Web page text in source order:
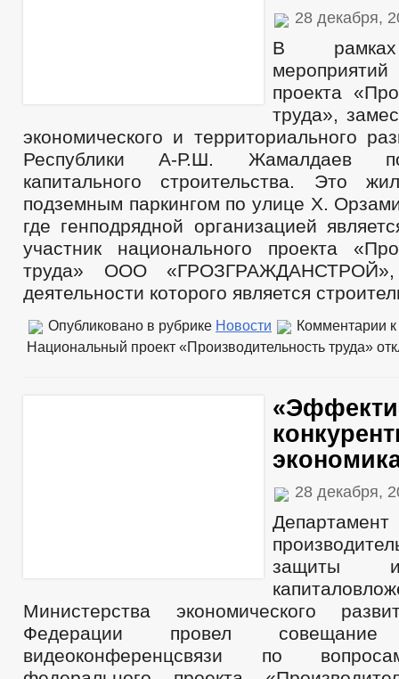
28 декабря,
В рамках
проекта
труда»,
экономического и территориального
Республики А-Р.Ш. Жамалдаев
капитального строительства. Это
подземным паркингом по улице Х.
где генподрядной организацией
участник национального проекта
труда» ООО
деятельности которого является
Опубликовано в рубрике Новости Комментарии
Национальный проект «Производительность труда»
28 декабря,
Департамент
защиты
Министерства экономического
Федерации провел
видеоконференцсвязи по